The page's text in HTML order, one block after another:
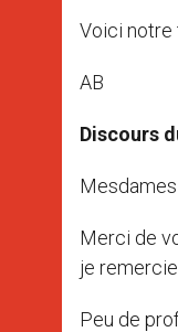
Voici notre
AB
Discours
Merci de
je
Peu de